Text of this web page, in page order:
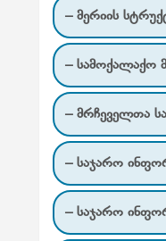
– მერიის
– სამოქალაქო
– მრჩეველთა
– საჯარო
– საჯარო